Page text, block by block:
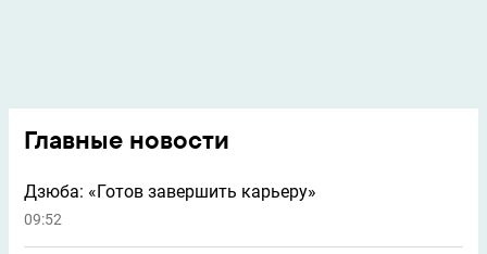
Главные новости
Дзюба: «Готов завершить карьеру»
09:52